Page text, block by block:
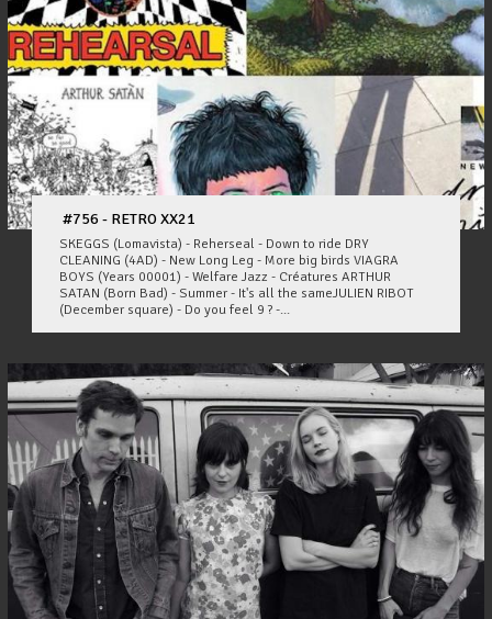
#756 - RETRO XX21
SKEGGS (Lomavista) - Reherseal - Down to ride DRY
CLEANING (4AD) - New Long Leg - More big birds VIAGRA
BOYS (Years 00001) - Welfare Jazz - Créatures ARTHUR
SATAN (Born Bad) - Summer - It's all the sameJULIEN RIBOT
(December square) - Do you feel 9 ? -...